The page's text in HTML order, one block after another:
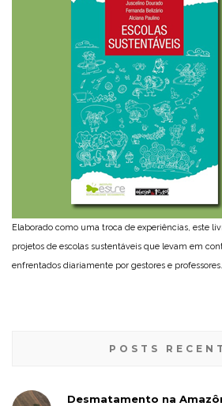
Elaborado como uma troca de experiências, este
projetos de escolas sustentáveis que levam em
enfrentados diariamente por gestores e professores.
POSTS
Desmatamento na